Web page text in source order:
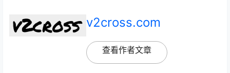
v2cross.com
查看作者文章